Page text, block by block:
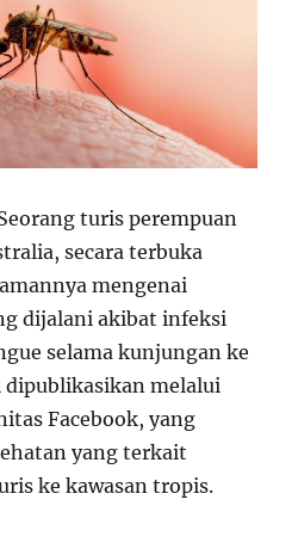
turis perempuan
secara terbuka
mengenai
dijalani akibat infeksi
selama kunjungan ke
dipublikasikan melalui
Facebook, yang
yang terkait
ke kawasan tropis.